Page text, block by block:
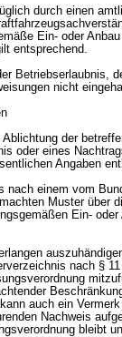
durch einen
Ein- oder
entsprechend.
Betriebserlaubnis,
nicht
der
oder eines
Angaben
einem vom
Muster über
Ein-
nach §
auch ein
Nachweis
bleibt